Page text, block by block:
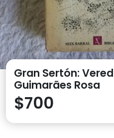
Gran Sertón:
Guimarães Rosa
$700